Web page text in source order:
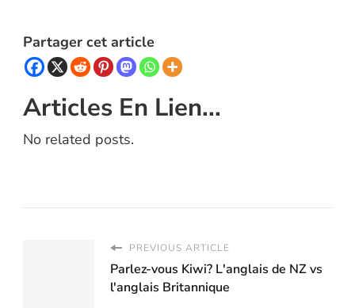
Partager cet article
Articles En Lien...
No related posts.
PREVIOUS ARTICLE
Parlez-vous Kiwi? L'anglais de NZ vs
l'anglais Britannique